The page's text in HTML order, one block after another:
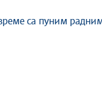
са пуним